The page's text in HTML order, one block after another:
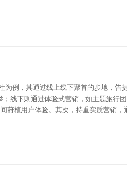
例，其通过线上线下聚首的步地，告
线下则通过体验式营销，如主题旅行
莳植用户体验。其次，持重实质营销，